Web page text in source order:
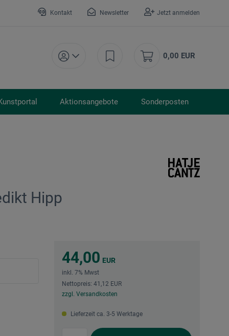
Kontakt Newsletter Jetzt anmelden
0,00 EUR
Aktionsangebote Sonderposten
Hipp
44,00 EUR
inkl. 7% Mwst
Nettopreis: 41,12 EUR
zzgl. Versandkosten
Lieferzeit ca. 3-5 Werktage